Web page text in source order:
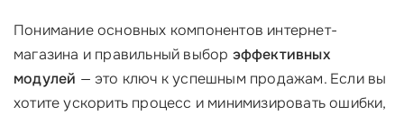
Понимание основных компонентов интернет-
магазина и правильный выбор эффективных
модулей — это ключ к успешным продажам. Если вы
хотите ускорить процесс и минимизировать ошибки,